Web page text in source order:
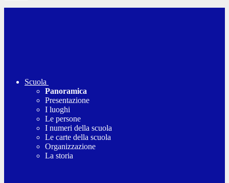
Scuola
Panoramica
Presentazione
I luoghi
Le persone
I numeri della scuola
Le carte della scuola
Organizzazione
La storia